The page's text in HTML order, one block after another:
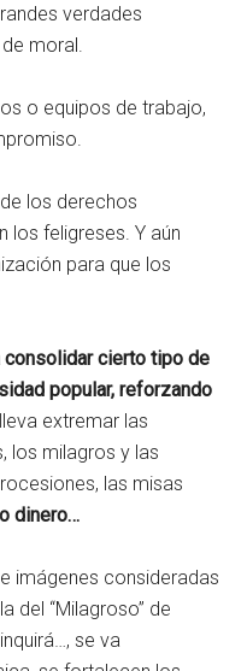
verdades
moral.
o equipos de trabajo,
los derechos
los feligreses. Y aún
para que los
consolidar cierto tipo de
popular, reforzando
extremar las
los milagros y las
las misas
dinero…
imágenes consideradas
del “Milagroso” de
se va